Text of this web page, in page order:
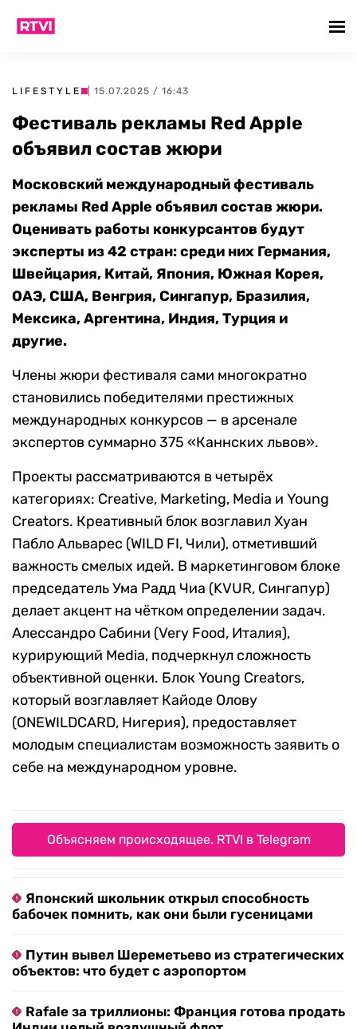
LIFESTYLE | 15.07.2025 / 16:43
Фестиваль рекламы Red Apple
объявил состав жюри
Московский международный фестиваль
рекламы Red Apple объявил состав жюри.
Оценивать работы конкурсантов будут
эксперты из 42 стран: среди них Германия,
Швейцария, Китай, Япония, Южная Корея,
ОАЭ, США, Венгрия, Сингапур, Бразилия,
Мексика, Аргентина, Индия, Турция и
другие.
Члены жюри фестиваля сами многократно
становились победителями престижных
международных конкурсов — в арсенале
экспертов суммарно 375 «Каннских львов».
Проекты рассматриваются в четырёх
категориях: Creative, Marketing, Media и Young
Creators. Креативный блок возглавил Хуан
Пабло Альварес (WILD FI, Чили), отметивший
важность смелых идей. В маркетинговом блоке
председатель Ума Радд Чиа (KVUR, Сингапур)
делает акцент на чётком определении задач.
Алессандро Сабини (Very Food, Италия),
курирующий Media, подчеркнул сложность
объективной оценки. Блок Young Creators,
который возглавляет Кайоде Олову
(ONEWILDCARD, Нигерия), предоставляет
молодым специалистам возможность заявить о
себе на международном уровне.
Объясняем происходящее. RTVI в Telegram
Японский школьник открыл способность
бабочек помнить, как они были гусеницами
Путин вывел Шереметьево из стратегических
объектов: что будет с аэропортом
Rafale за триллионы: Франция готова продать